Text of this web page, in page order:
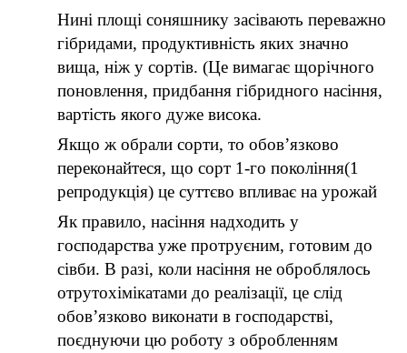
Нині площі соняшнику засівають переважно
гібридами, продуктивність яких значно
вища, ніж у сортів. (Це вимагає щорічного
поновлення, придбання гібридного насіння,
вартість якого дуже висока.
Якщо ж обрали сорти, то обов’язково
переконайтеся, що сорт 1-го покоління(1
репродукція) це суттєво впливає на урожай
Як правило, насіння надходить у
господарства уже протруєним, готовим до
сівби. В разі, коли насіння не оброблялось
отрутохімікатами до реалізації, це слід
обов’язково виконати в господарстві,
поєднуючи цю роботу з обробленням